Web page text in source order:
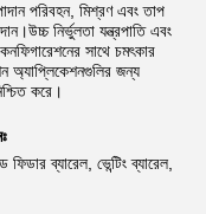
পরিবহন, মিশ্রণ এবং তাপ
নির্ভুলতা যন্ত্রপাতি এবং
সাথে চমৎকার
অ্যাপ্লিকেশনগুলির জন্য
করে।
ব্যারেল, ভেন্টিং ব্যারেল,